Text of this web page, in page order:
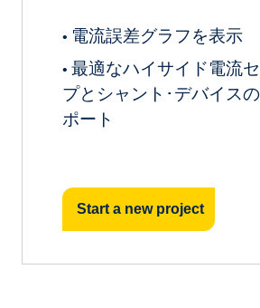
• 電流誤差グラフを表示
• 最適なハイサイド電流
プとシャント･デバイス
ポート
Start a new project